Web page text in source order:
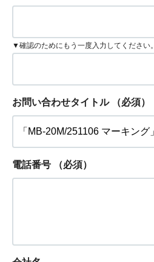
▼確認のためにもう一度入力してください。
お問い合わせタイトル （必須）
電話番号 （必須）